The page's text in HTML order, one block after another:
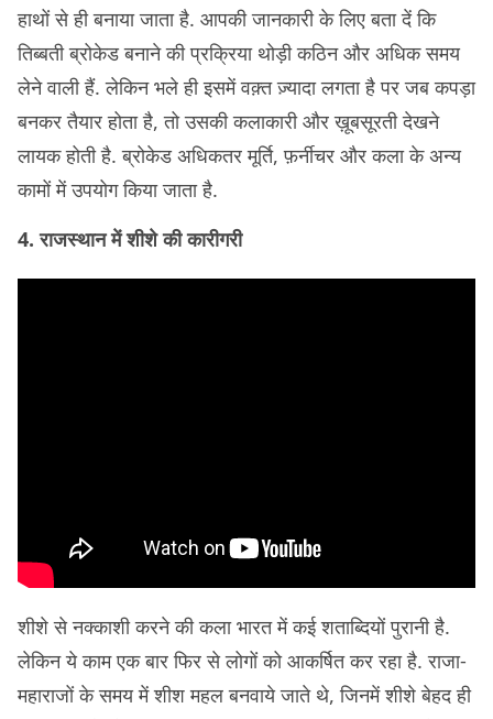
हाथों से ही बनाया जाता है. आपकी जानकारी के लिए बता दें कि
तिब्बती ब्रोकेड बनाने की प्रक्रिया थोड़ी कठिन और अधिक समय
लेने वाली हैं. लेकिन भले ही इसमें वक़्त ज़्यादा लगता है पर जब कपड़ा
बनकर तैयार होता है, तो उसकी कलाकारी और ख़ूबसूरती देखने
लायक होती है. ब्रोकेड अधिकतर मूर्ति, फ़र्नीचर और कला के अन्य
कामों में उपयोग किया जाता है.
4. राजस्थान में शीशे की कारीगरी
शीशे से नक्काशी करने की कला भारत में कई शताब्दियों पुरानी है.
लेकिन ये काम एक बार फिर से लोगों को आकर्षित कर रहा है. राजा-
महाराजों के समय में शीश महल बनवाये जाते थे, जिनमें शीशे बेहद ही